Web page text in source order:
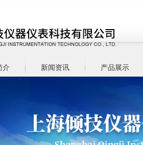
介 新闻资讯 产品展示